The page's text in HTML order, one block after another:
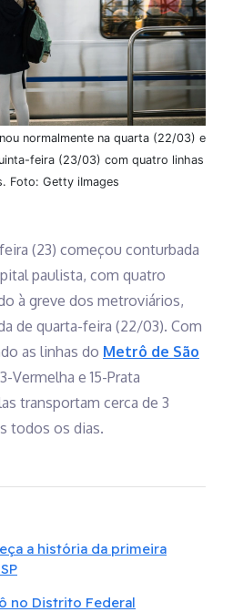
normalmente na quarta (22/03) e
feira (23/03) com quatro linhas
Foto: Getty iImages
(23) começou conturbada
paulista, com quatro
à greve dos metroviários,
de quarta-feira (22/03). Com
as linhas do Metrô de São
Vermelha e 15-Prata
transportam cerca de 3
todos os dias.
a história da primeira
no Distrito Federal